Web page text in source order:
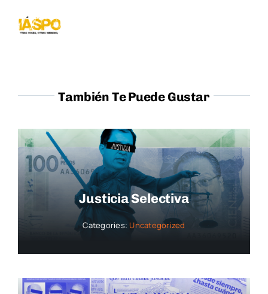
También Te Puede Gustar
Justicia Selectiva
Categories: Uncategorized